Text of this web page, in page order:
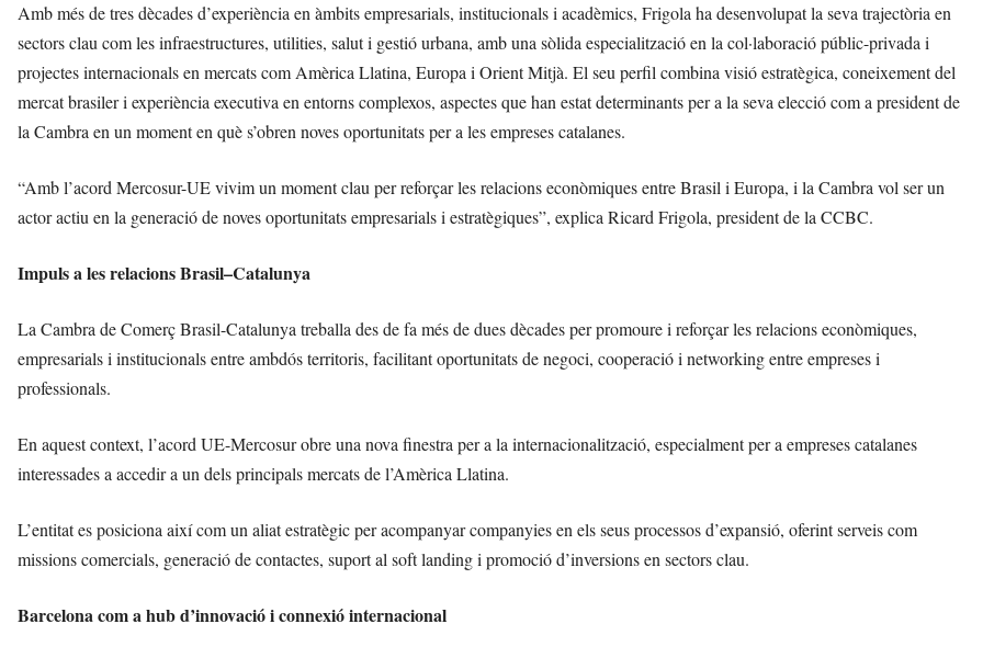
Amb més de tres dècades d’experiència en àmbits empresarials, institucionals i acadèmics, Frigola ha desenvolupat la seva trajectòria en
sectors clau com les infraestructures, utilities, salut i gestió urbana, amb una sòlida especialització en la col·laboració públic-privada i
projectes internacionals en mercats com Amèrica Llatina, Europa i Orient Mitjà. El seu perfil combina visió estratègica, coneixement del
mercat brasiler i experiència executiva en entorns complexos, aspectes que han estat determinants per a la seva elecció com a president de
la Cambra en un moment en què s’obren noves oportunitats per a les empreses catalanes.
“Amb l’acord Mercosur-UE vivim un moment clau per reforçar les relacions econòmiques entre Brasil i Europa, i la Cambra vol ser un
actor actiu en la generació de noves oportunitats empresarials i estratègiques”, explica Ricard Frigola, president de la CCBC.
Impuls a les relacions Brasil–Catalunya
La Cambra de Comerç Brasil-Catalunya treballa des de fa més de dues dècades per promoure i reforçar les relacions econòmiques,
empresarials i institucionals entre ambdós territoris, facilitant oportunitats de negoci, cooperació i networking entre empreses i
professionals.
En aquest context, l’acord UE-Mercosur obre una nova finestra per a la internacionalització, especialment per a empreses catalanes
interessades a accedir a un dels principals mercats de l’Amèrica Llatina.
L’entitat es posiciona així com un aliat estratègic per acompanyar companyies en els seus processos d’expansió, oferint serveis com
missions comercials, generació de contactes, suport al soft landing i promoció d’inversions en sectors clau.
Barcelona com a hub d’innovació i connexió internacional